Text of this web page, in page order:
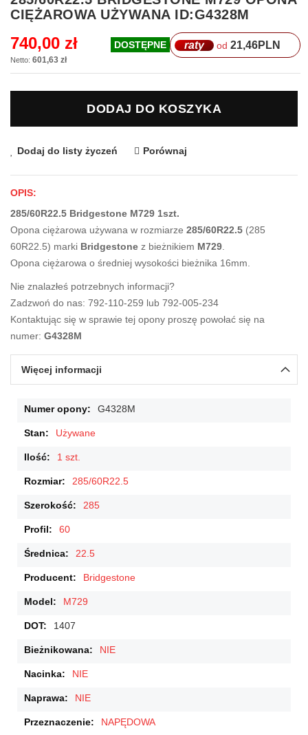
na
początek
CIĘŻAROWA UŻYWANA ID:G4328M
740,00 zł
601,63 zł
DOSTĘPNE raty od 21,46PLN
DODAJ DO KOSZYKA
Dodaj do listy życzeń Porównaj
OPIS:
285/60R22.5 Bridgestone M729 1szt.
Opona ciężarowa używana w rozmiarze 285/60R22.5 (285
60R22.5) marki Bridgestone z bieżnikiem M729.
Opona ciężarowa o średniej wysokości bieżnika 16mm.
Nie znalazłeś potrzebnych informacji?
Zadzwoń do nas: 792-110-259 lub 792-005-234
Kontaktując się w sprawie tej opony proszę powołać się na
numer: G4328M
Więcej informacji
Więcej
G4328M
Używane
1 szt.
285/60R22.5
285
60
22.5
Bridgestone
M729
1407
NIE
NIE
NIE
NAPĘDOWA